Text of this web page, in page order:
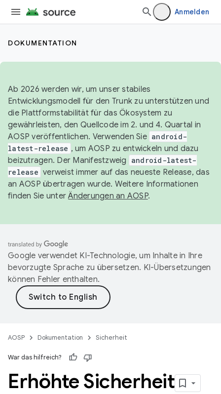
Anmelden
DOKUMENTATION
Ab 2026 werden wir, um unser stabiles
Entwicklungsmodell für den Trunk zu unterstützen und
die Plattformstabilität für das Ökosystem zu
gewährleisten, den Quellcode im 2. und 4. Quartal in
AOSP veröffentlichen. Verwenden Sie android-
latest-release , um AOSP zu entwickeln und dazu
beizutragen. Der Manifestzweig
android-latest-
release verweist immer auf das neueste Release, das
an AOSP übertragen wurde. Weitere Informationen
finden Sie unterÄnderungen an AOSP.
Google verwendet KI-Technologie, um Inhalte in Ihre
bevorzugte Sprache zu übersetzen. KI-Übersetzungen
können Fehler enthalten.
AOSP Dokumentation Sicherheit
War das hilfreich?
Erhöhte Sicherheit